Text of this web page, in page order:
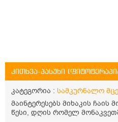
კითხვა-პასუხი
კატეგორია : სამკურნალო
მაინტერესებს მიხაკის ჩაის
წესი, დღის რომელ